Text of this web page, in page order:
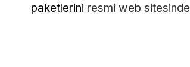
paketlerini resmi web sitesinde